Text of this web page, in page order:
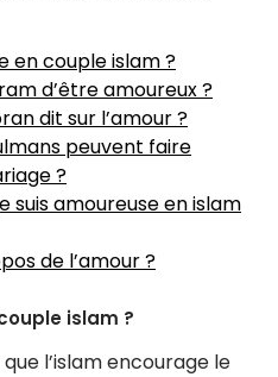
en couple islam ?
d’être amoureux ?
dit sur l’amour ?
peuvent faire
?
suis amoureuse en islam
de l’amour ?
islam ?
l’islam encourage le